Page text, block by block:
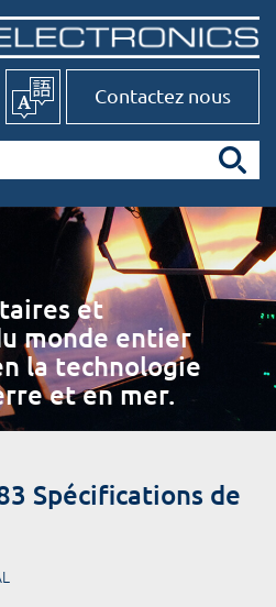
Contactez nous
et
monde entier
la technologie
et en mer.
Spécifications de